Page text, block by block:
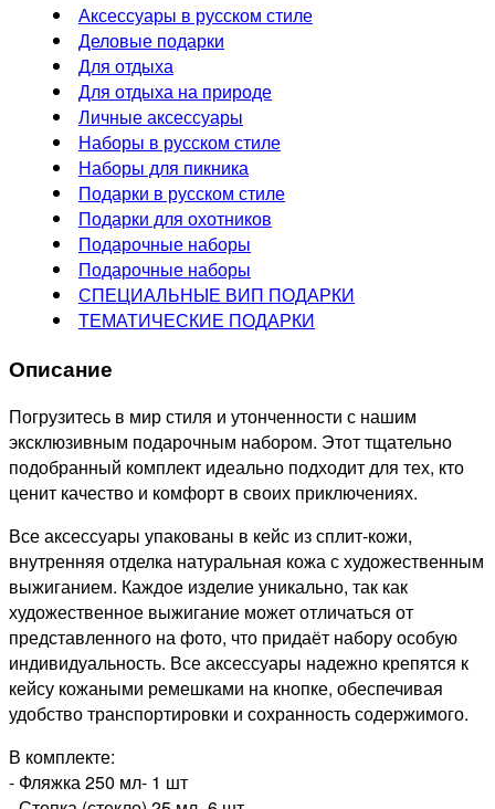
Аксессуары в русском стиле
Деловые подарки
Для отдыха
Для отдыха на природе
Личные аксессуары
Наборы в русском стиле
Наборы для пикника
Подарки в русском стиле
Подарки для охотников
Подарочные наборы
Подарочные наборы
СПЕЦИАЛЬНЫЕ ВИП ПОДАРКИ
ТЕМАТИЧЕСКИЕ ПОДАРКИ
Описание
Погрузитесь в мир стиля и утонченности с нашим
эксклюзивным подарочным набором. Этот тщательно
подобранный комплект идеально подходит для тех, кто
ценит качество и комфорт в своих приключениях.
Все аксессуары упакованы в кейс из сплит-кожи,
внутренняя отделка натуральная кожа с художественным
выжиганием. Каждое изделие уникально, так как
художественное выжигание может отличаться от
представленного на фото, что придаёт набору особую
индивидуальность. Все аксессуары надежно крепятся к
кейсу кожаными ремешками на кнопке, обеспечивая
удобство транспортировки и сохранность содержимого.
В комплекте:
- Фляжка 250 мл- 1 шт